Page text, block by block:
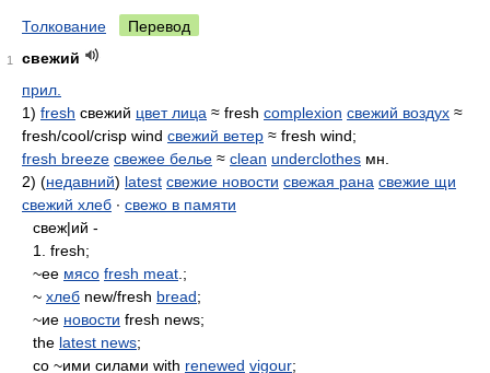
Толкование Перевод
1
свежий
прил.
1) fresh свежий цвет лица ≈ fresh complexion свежий воздух ≈
fresh/cool/crisp wind свежий ветер ≈ fresh wind;
fresh breeze свежее белье ≈ clean underclothes мн.
2) (недавний) latest свежие новости свежая рана свежие щи
свежий хлеб ∙ свежо в памяти
свеж|ий -
1. fresh;
~ее мясо fresh meat .;
~ хлеб new/fresh bread;
~ие новости fresh news;
the latest news;
со ~ими силами with renewed vigour;